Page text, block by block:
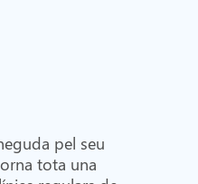
pel seu
tota una